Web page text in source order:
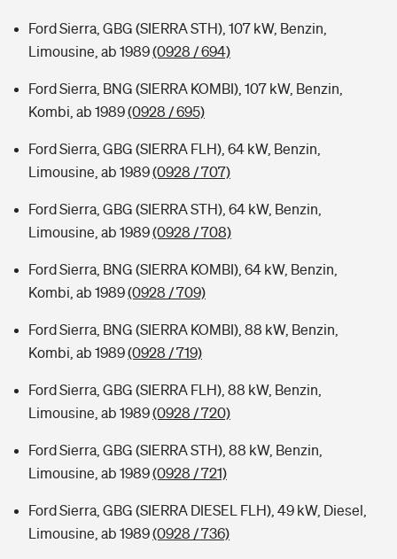
Ford Sierra, GBG (SIERRA STH), 107 kW, Benzin,
Limousine, ab 1989(0928 / 694)
Ford Sierra, BNG (SIERRA KOMBI), 107 kW, Benzin,
Kombi, ab 1989(0928 / 695)
Ford Sierra, GBG (SIERRA FLH), 64 kW, Benzin,
Limousine, ab 1989(0928 / 707)
Ford Sierra, GBG (SIERRA STH), 64 kW, Benzin,
Limousine, ab 1989(0928 / 708)
Ford Sierra, BNG (SIERRA KOMBI), 64 kW, Benzin,
Kombi, ab 1989(0928 / 709)
Ford Sierra, BNG (SIERRA KOMBI), 88 kW, Benzin,
Kombi, ab 1989(0928 / 719)
Ford Sierra, GBG (SIERRA FLH), 88 kW, Benzin,
Limousine, ab 1989(0928 / 720)
Ford Sierra, GBG (SIERRA STH), 88 kW, Benzin,
Limousine, ab 1989(0928 / 721)
Ford Sierra, GBG (SIERRA DIESEL FLH), 49 kW, Diesel,
Limousine, ab 1989(0928 / 736)